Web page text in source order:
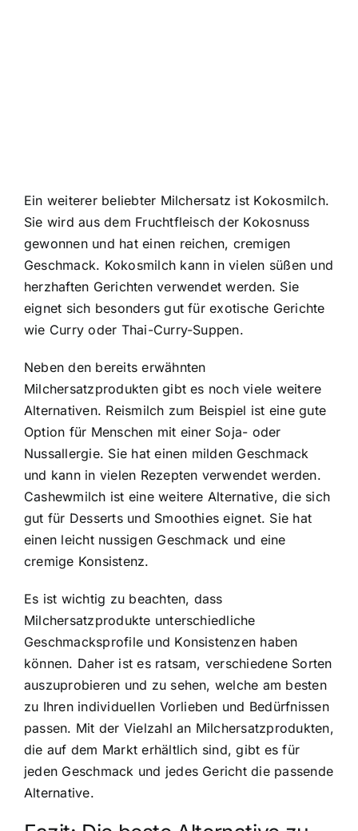
Ein weiterer beliebter Milchersatz ist Kokosmilch.
Sie wird aus dem Fruchtfleisch der Kokosnuss
gewonnen und hat einen reichen, cremigen
Geschmack. Kokosmilch kann in vielen süßen und
herzhaften Gerichten verwendet werden. Sie
eignet sich besonders gut für exotische Gerichte
wie Curry oder Thai-Curry-Suppen.
Neben den bereits erwähnten
Milchersatzprodukten gibt es noch viele weitere
Alternativen. Reismilch zum Beispiel ist eine gute
Option für Menschen mit einer Soja- oder
Nussallergie. Sie hat einen milden Geschmack
und kann in vielen Rezepten verwendet werden.
Cashewmilch ist eine weitere Alternative, die sich
gut für Desserts und Smoothies eignet. Sie hat
einen leicht nussigen Geschmack und eine
cremige Konsistenz.
Es ist wichtig zu beachten, dass
Milchersatzprodukte unterschiedliche
Geschmacksprofile und Konsistenzen haben
können. Daher ist es ratsam, verschiedene Sorten
auszuprobieren und zu sehen, welche am besten
zu Ihren individuellen Vorlieben und Bedürfnissen
passen. Mit der Vielzahl an Milchersatzprodukten,
die auf dem Markt erhältlich sind, gibt es für
jeden Geschmack und jedes Gericht die passende
Alternative.